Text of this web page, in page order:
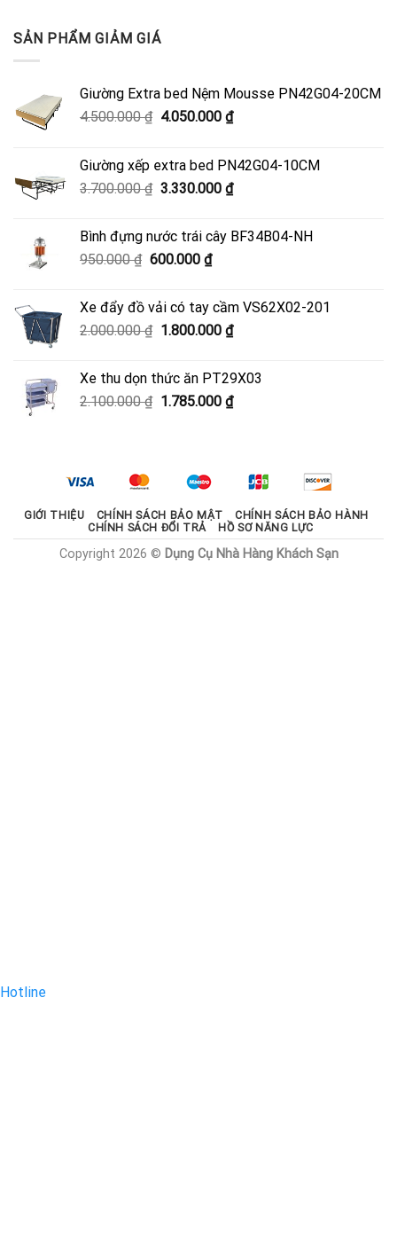
SẢN PHẨM GIẢM GIÁ
Giường Extra bed Nệm Mousse PN42G04-20CM
4.500.000₫ Giá
4.500.000 ₫.
4.050.000 ₫Giá
là:
4.050.000 ₫.
Giường xếp extra bed PN42G04-10CM
3.700.000₫ Giá
3.700.000 ₫.
3.330.000 ₫Giá
là:
Bình đựng nước trái cây BF34B04-NH
950.000₫ Giá
950.000 ₫.
600.000 ₫Giá
là:
600.000 ₫.
Xe đẩy đồ vải có tay cầm VS62X02-201
2.000.000₫ Giá
2.000.000 ₫.
1.800.000 ₫Giá
là:
1.800.000 ₫.
Xe thu dọn thức ăn PT29X03
2.100.000₫ Giá
1.785.000 ₫Giá
1.785.000 ₫.
GIỚI THIỆU CHÍNH SÁCH BẢO MẬT
CHÍNH SÁCH BẢO HÀNH
CHÍNH SÁCH ĐỔI TRẢ
HỒ SƠ NĂNG LỰC
Copyright 2026 © Dụng Cụ Nhà Hàng Khách Sạn
Hotline